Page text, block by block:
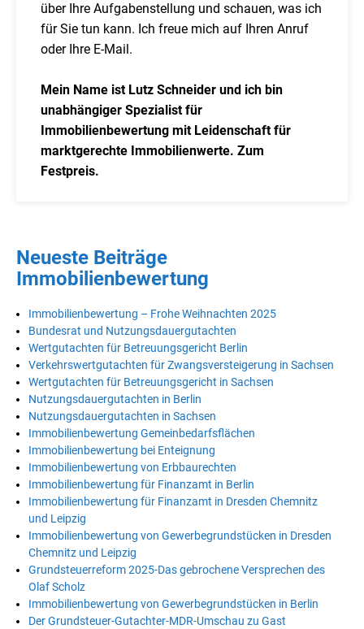
über Ihre Aufgabenstellung und schauen, was ich
für Sie tun kann. Ich freue mich auf Ihren Anruf
oder Ihre E-Mail.
Mein Name ist Lutz Schneider und ich bin
unabhängiger Spezialist für
Immobilienbewertung mit Leidenschaft für
marktgerechte Immobilienwerte. Zum
Festpreis.
Neueste Beiträge
Immobilienbewertung
Immobilienbewertung – Frohe Weihnachten 2025
Bundesrat und Nutzungsdauergutachten
Wertgutachten für Betreuungsgericht Berlin
Verkehrswertgutachten für Zwangsversteigerung in Sachsen
Wertgutachten für Betreuungsgericht in Sachsen
Nutzungsdauergutachten in Berlin
Nutzungsdauergutachten in Sachsen
Immobilienbewertung Gemeinbedarfsflächen
Immobilienbewertung bei Enteignung
Immobilienbewertung von Erbbaurechten
Immobilienbewertung für Finanzamt in Berlin
Immobilienbewertung für Finanzamt in Dresden Chemnitz
und Leipzig
Immobilienbewertung von Gewerbegrundstücken in Dresden
Chemnitz und Leipzig
Grundsteuerreform 2025-Das gebrochene Versprechen des
Olaf Scholz
Immobilienbewertung von Gewerbegrundstücken in Berlin
Der Grundsteuer-Gutachter-MDR-Umschau zu Gast